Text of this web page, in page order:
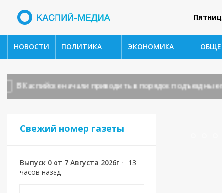
НОВОСТИ ПОЛИТИКА ЭКОНОМИКА
Каспийске начали приводить в порядок подъездные
Свежий номер газеты
Выпуск 0 от 7 Августа 2026г • 13
часов назад